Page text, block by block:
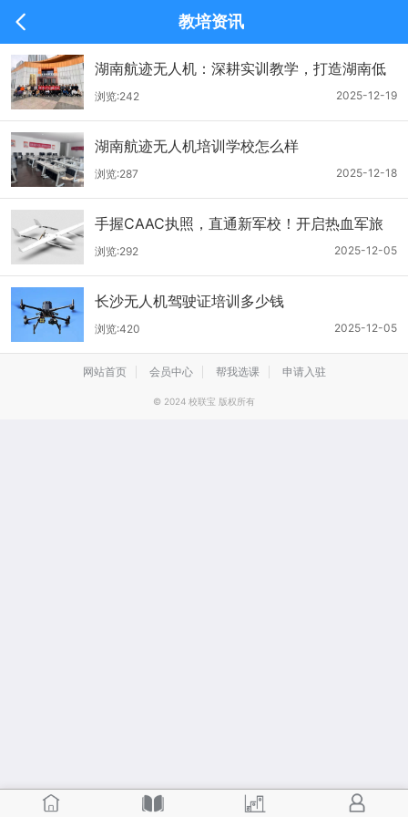
频道
教培资讯
湖南航迹无人机：深耕实训教学，打造湖南低
空经济人才培育标杆
2025-12-19
浏览:242
湖南航迹无人机培训学校怎么样
2025-12-18
浏览:287
手握CAAC执照，直通新军校！开启热血军旅
科技征程
2025-12-05
浏览:292
长沙无人机驾驶证培训多少钱
2025-12-05
浏览:420
网站首页 会员中心 帮我选课 申请入驻
© 2024 校联宝 版权所有